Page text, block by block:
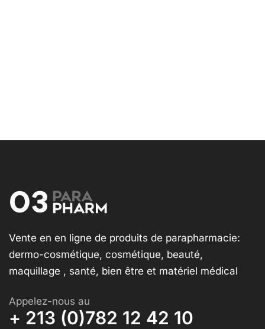
Vente en en ligne de produits de parapharmacie:
dermo-cosmétique, cosmétique, beauté,
maquillage , santé, bien être et matériel médical
Appelez-nous au
+ 213 (0)782 12 42 10